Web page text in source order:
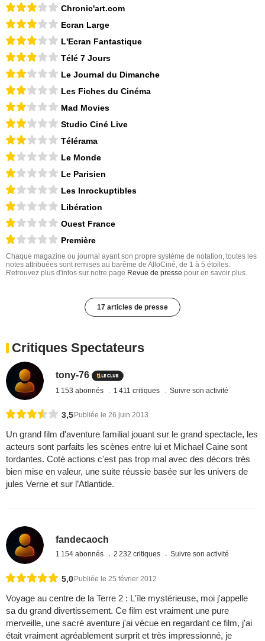
Chronic'art.com
Ecran Large
L'Ecran Fantastique
Télé 7 Jours
Le Journal du Dimanche
Les Fiches du Cinéma
Mad Movies
Studio Ciné Live
Télérama
Le Monde
Le Parisien
Les Inrockuptibles
Libération
Ouest France
Première
Chaque magazine ou journal ayant son propre système de notation, toutes les
notes attribuées sont remises au barême de AlloCiné, de 1 à 5 étoiles.
Retrouvez plus d'infos sur notre page Revue de presse pour en savoir plus.
17 articles de presse
Critiques Spectateurs
tony-76
1 153 abonnés 1 411 critiques Suivre son activité
3,5Publiée le 26 juin 2013
Un grand film d'aventure familial jouant sur le grand spectacle, les
acteurs sont parfaits les scènes entre lui et Michael Caine sont
tordantes. Coté actions c'est pas trop mal avec des décors très
bien mise en valeur, une suite réussie basée sur les univers de
jules Verne et sur l’Atlantide.
fandecaoch
1 154 abonnés 2 232 critiques Suivre son activité
5,0 Publiée le 25 février 2012
Voyage au centre de la Terre 2 : L'île mystérieuse, moi j'appelle
sa du grand divertissement. Ce film est vraiment une pure
merveille, une sacré aventure j'ai vécue en regardant ce film, j'ai
était vraiment agréablement surprit et très impressionné, je